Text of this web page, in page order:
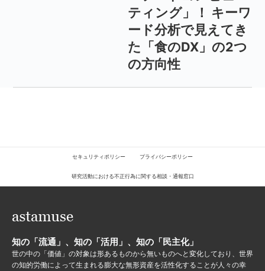
ティング」！ キーワ
ード分析で見えてき
た「食のDX」の2つ
の方向性
セキュリティポリシー プライバシーポリシー
研究活動における不正行為に関する相談・通報窓口
知の「流通」、知の「活用」、知の「民主化」
世の中の「価値」の対象は形あるものから無いものへと変化しており、世界
の知的労働によって生まれる膨大な無形資産を活性化することが人々の幸